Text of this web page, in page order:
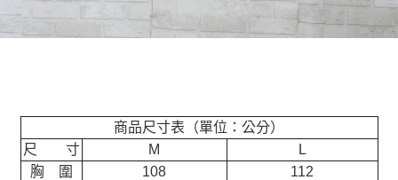
商品尺寸表（單位：公分）
尺 寸
M
L
胸 圍
108
112